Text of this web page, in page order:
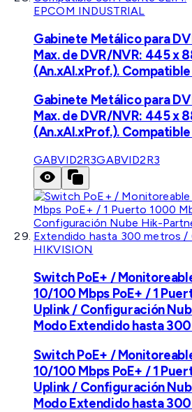
EPCOM INDUSTRIAL
Gabinete Metálico para
Max. de DVR/NVR: 445 x
(An.xAl.xProf.).
Gabinete Metálico para
Max. de DVR/NVR: 445 x
(An.xAl.xProf.).
GABVID2R3GABVID2R3
HIKVISION
Switch PoE+ /
10/100 Mbps PoE+ / 1
Uplink / Configuración
Modo Extendido hasta
Switch PoE+ /
10/100 Mbps PoE+ / 1
Uplink / Configuración
Modo Extendido hasta